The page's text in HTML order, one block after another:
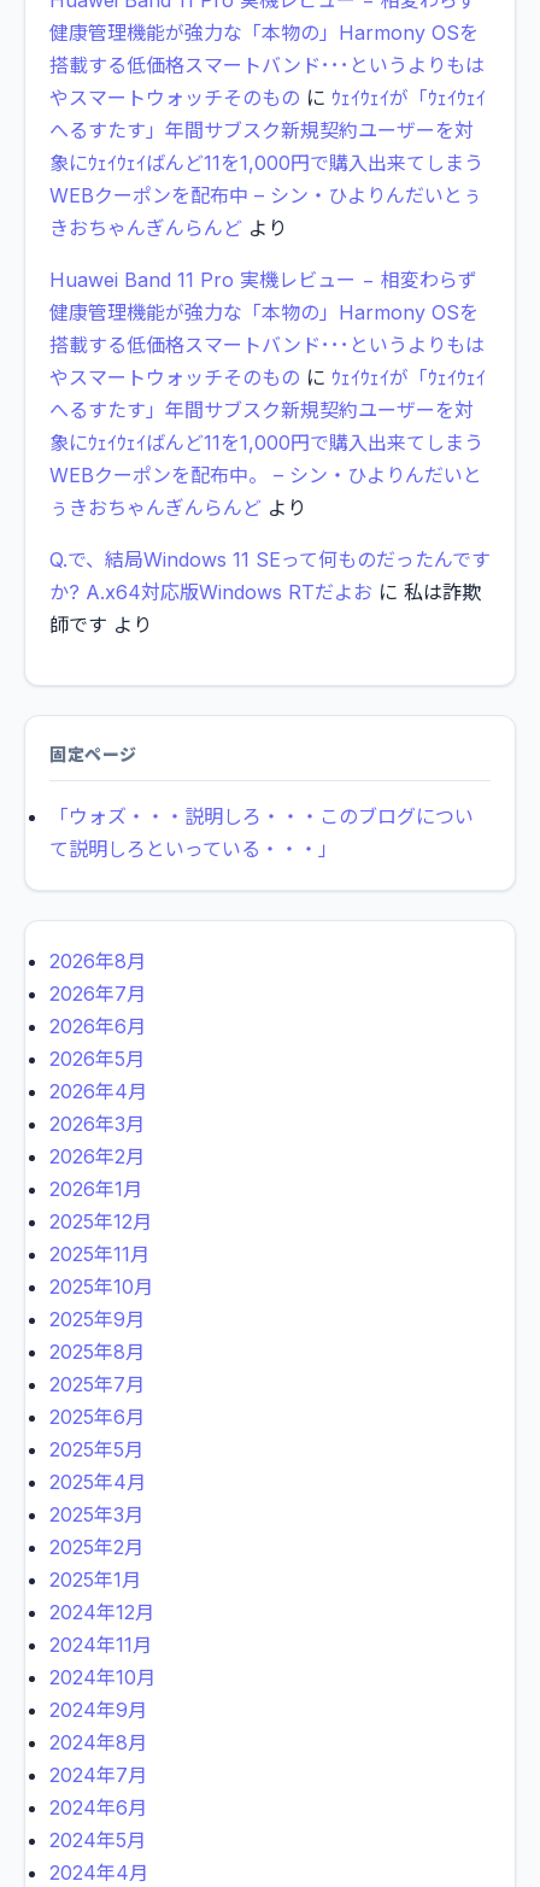
健康管理機能が強力な「本物の」Harmony OSを
搭載する低価格スマートバンド･･･というよりもは
やスマートウォッチそのもの に ｳｪｲｳｪｲが「ｳｪｲｳｪｲ
へるすたす」年間サブスク新規契約ユーザーを対
象にｳｪｲｳｪｲばんど11を1,000円で購入出来てしまう
WEBクーポンを配布中 – シン・ひよりんだいとぅ
きおちゃんぎんらんど より
Huawei Band 11 Pro 実機レビュー − 相変わらず
健康管理機能が強力な「本物の」Harmony OSを
搭載する低価格スマートバンド･･･というよりもは
やスマートウォッチそのもの に ｳｪｲｳｪｲが「ｳｪｲｳｪｲ
へるすたす」年間サブスク新規契約ユーザーを対
象にｳｪｲｳｪｲばんど11を1,000円で購入出来てしまう
WEBクーポンを配布中。 – シン・ひよりんだいと
ぅきおちゃんぎんらんど より
Q.で、結局Windows 11 SEって何ものだったんです
か? A.x64対応版Windows RTだよお に 私は詐欺
師です より
固定ページ
「ウォズ・・・説明しろ・・・このブログについ
て説明しろといっている・・・」
2026年8月
2026年7月
2026年6月
2026年5月
2026年4月
2026年3月
2026年2月
2026年1月
2025年12月
2025年11月
2025年10月
2025年9月
2025年8月
2025年7月
2025年6月
2025年5月
2025年4月
2025年3月
2025年2月
2025年1月
2024年12月
2024年11月
2024年10月
2024年9月
2024年8月
2024年7月
2024年6月
2024年5月
2024年4月